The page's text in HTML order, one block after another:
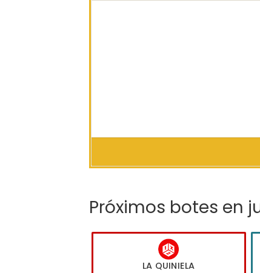
Próximos botes en
LA QUINIELA